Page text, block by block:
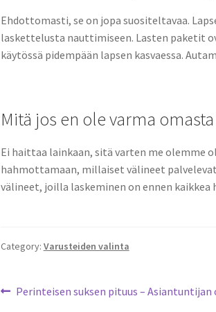
Ehdottomasti, se on jopa suositeltavaa.
laskettelusta nauttimiseen. Lasten paketit
käytössä pidempään lapsen kasvaessa.
Mitä jos en ole varma
Ei haittaa lainkaan, sitä varten me olemme
hahmottamaan, millaiset välineet
välineet, joilla laskeminen on ennen
Category: Varusteiden valinta
Artikkelien
Previous
Perinteisen suksen pituus – Asiantuntijan